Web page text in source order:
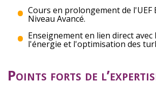
Cours en prolongement de l'UEF
Niveau Avancé.
Enseignement en lien direct avec
l'énergie et l'optimisation des
Points forts de